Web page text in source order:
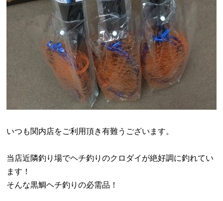
いつも関内店をご利用頂き有難うございます。
当店近隣釣り場でヘチ釣りのクロダイが絶好調に釣れてい
ます！
そんな黒鯛ヘチ釣りの必需品！